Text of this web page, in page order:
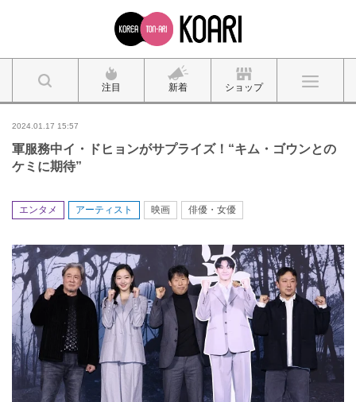
注目 新着 ショップ
2024.01.17 15:57
軍服務中イ・ドヒョンがサプライズ！“キム・ゴウンとの
ケミに期待”
エンタメ アーティスト 映画 俳優・女優